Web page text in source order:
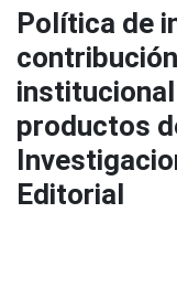
Política de
productos
Editorial